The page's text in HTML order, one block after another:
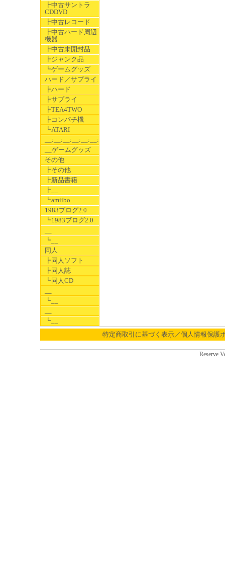
┣中古サントラ
CDDVD
┣中古レコード
┣中古ハード周辺
機器
┣中古未開封品
┣ジャンク品
┗ゲームグッズ
ハード／サプライ
┣ハード
┣サプライ
┣TEA4TWO
┣コンパチ機
┗ATARI
__:__:__:__:__:__:__
__ゲームグッズ
その他
┣その他
┣新品書籍
┣__
┗amiibo
1983ブログ2.0
┗1983ブログ2.0
┗__
同人
┣同人ソフト
┣同人誌
┗同人CD
┗__
┗__
特定商取引に基づく表示／個人情報保護
Reserve